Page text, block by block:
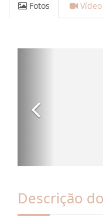
Fotos Vídeo
Descrição do